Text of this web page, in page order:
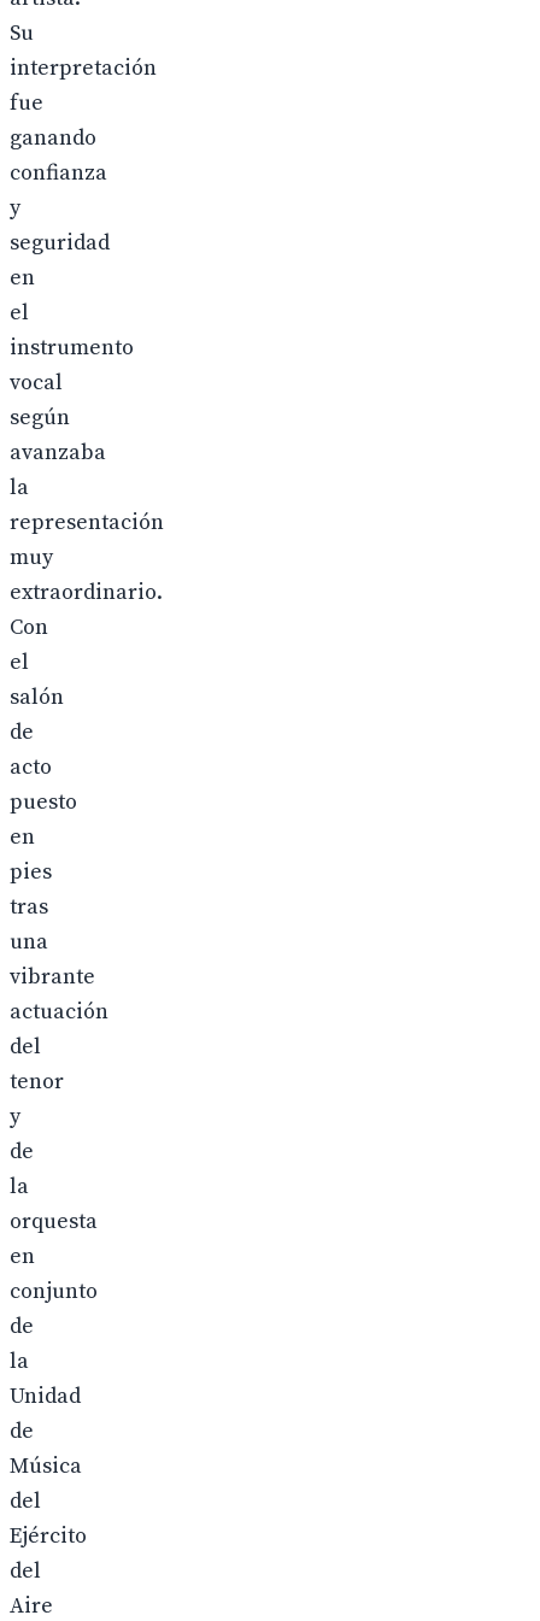
Su
interpretación
fue
ganando
confianza
y
seguridad
en
el
instrumento
vocal
según
avanzaba
la
representación
muy
extraordinario.
Con
el
salón
de
acto
puesto
en
pies
tras
una
vibrante
actuación
del
tenor
y
de
la
orquesta
en
conjunto
de
la
Unidad
de
Música
del
Ejército
del
Aire